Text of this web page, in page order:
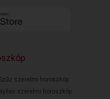
szerelmi horoszkóp
Nyilas szerelmi horoszkóp